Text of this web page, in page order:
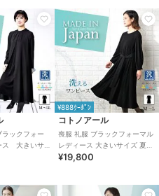
ックフォー
ス 大きいサ
本製
¥888ｸｰﾎﾟﾝ
コトノアール
喪服 礼服 ブラックフォーマル
レディース 大きいサイズ 夏物
夏用 洗える 日本製
¥19,800